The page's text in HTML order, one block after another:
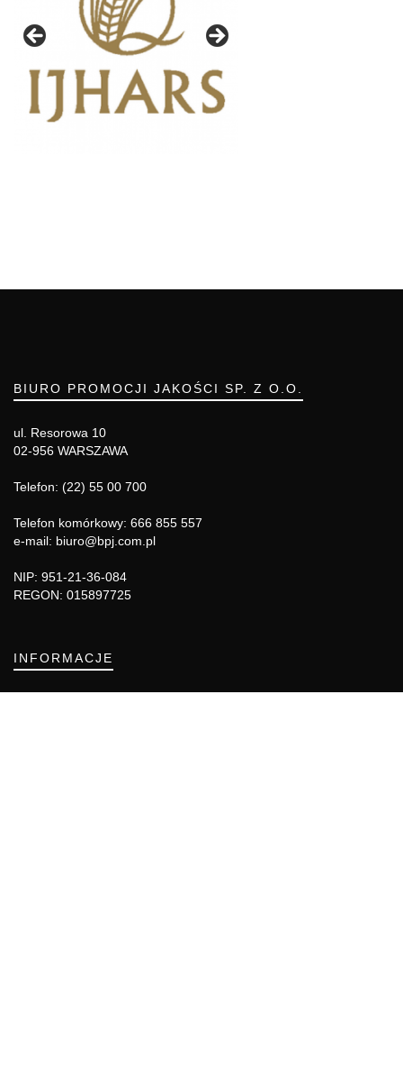
BIURO PROMOCJI JAKOŚCI SP. Z O.O.
ul. Resorowa 10
02-956 WARSZAWA
Telefon: (22) 55 00 700
Telefon komórkowy: 666 855 557
e-mail: biuro@bpj.com.pl
NIP: 951-21-36-084
REGON: 015897725
INFORMACJE